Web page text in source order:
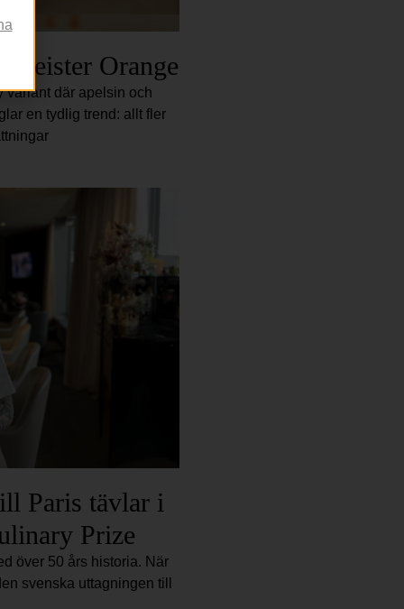
Orange
variant där apelsin och
en tydlig trend: allt fler
Paris tävlar i
Prize
över 50 års historia. När
svenska uttagningen till